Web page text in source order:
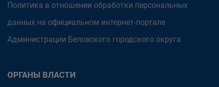
Политика в отношении обработки персональных
данных на официальном интернет-портале
Администрации Беловского городского округа
ОРГАНЫ ВЛАСТИ